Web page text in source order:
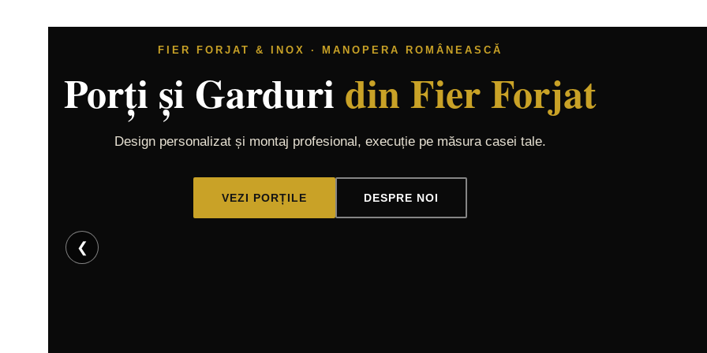
FIER FORJAT & INOX · MANOPERA ROMÂNEASCĂ
Porți și Garduri din Fier Forjat
Design personalizat și montaj profesional, execuție pe măsura casei tale.
VEZI PORȚILE DESPRE NOI
Model R1
VEZI DETALII
Model R6
VEZI DETALII
Lucrate Manual
VEZI DETALII
❮